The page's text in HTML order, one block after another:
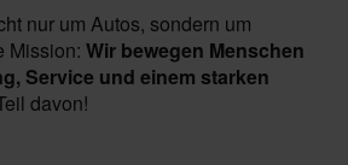
nur um Autos, sondern um
Mission: Wir bewegen Menschen
Service und einem starken
davon!